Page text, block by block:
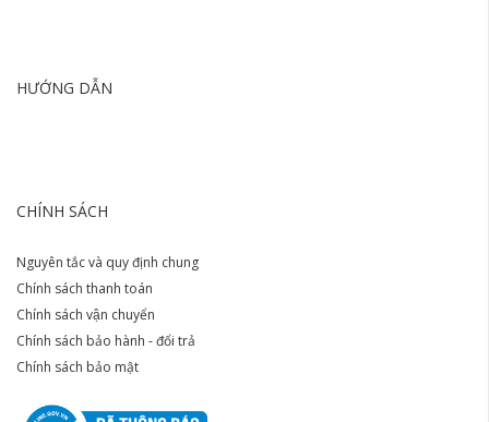
HƯỚNG DẪN
CHÍNH SÁCH
Nguyên tắc và quy định chung
Chính sách thanh toán
Chính sách vận chuyển
Chính sách bảo hành - đổi trả
Chính sách bảo mật